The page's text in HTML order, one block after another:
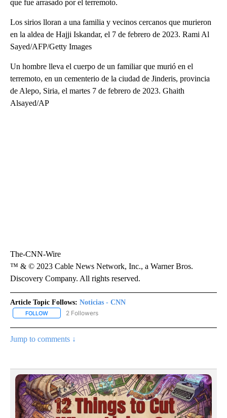
que fue arrasado por el terremoto.
Los sirios lloran a una familia y vecinos cercanos que murieron
en la aldea de Hajji Iskandar, el 7 de febrero de 2023. Rami Al
Sayed/AFP/Getty Images
Un hombre lleva el cuerpo de un familiar que murió en el
terremoto, en un cementerio de la ciudad de Jinderis, provincia
de Alepo, Siria, el martes 7 de febrero de 2023. Ghaith
Alsayed/AP
The-CNN-Wire
™ & © 2023 Cable News Network, Inc., a Warner Bros.
Discovery Company. All rights reserved.
Article Topic Follows: Noticias - CNN
FOLLOW FOLLOW "NOTICIAS - CNN" TO RECEIVE NOTIFICATIONS ABOUT
2 Followers
Jump to comments ↓